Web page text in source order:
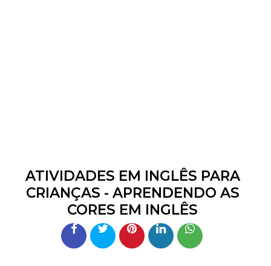
ATIVIDADES EM INGLÊS PARA
CRIANÇAS - APRENDENDO AS
CORES EM INGLÊS